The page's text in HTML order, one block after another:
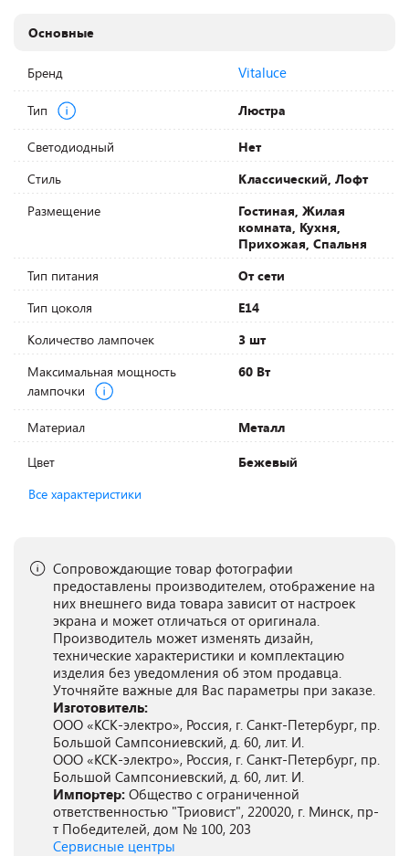
Основные
Бренд Vitaluce
Тип Люстра
Светодиодный
Нет
Стиль
Классический, Лофт
Размещение
Гостиная, Жилая
комната, Кухня,
Прихожая, Спальня
Тип питания
От сети
Тип цоколя
E14
Количество лампочек
3 шт
Максимальная мощность
лампочки
60 Вт
Материал
Металл
Цвет
Бежевый
Все характеристики
Сопровождающие товар фотографии
предоставлены производителем, отображение на
них внешнего вида товара зависит от настроек
экрана и может отличаться от оригинала.
Производитель может изменять дизайн,
технические характеристики и комплектацию
изделия без уведомления об этом продавца.
Уточняйте важные для Вас параметры при заказе.
Изготовитель:
ООО «КСК-электро», Россия, г. Санкт-Петербург, пр.
Большой Сампсониевский, д. 60, лит. И.
ООО «КСК-электро», Россия, г. Санкт-Петербург, пр.
Большой Сампсониевский, д. 60, лит. И.
Импортер: Общество с ограниченной
ответственностью "Триовист", 220020, г. Минск, пр-
т Победителей, дом № 100, 203
Сервисные центры